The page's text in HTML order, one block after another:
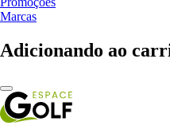
Marcas
Adicionando ao